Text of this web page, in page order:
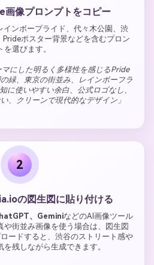
画像プロンプトをコピー
インボープライド、代々木公園、渋
ポスター背景などを含むプロン
を選びます。
マにした明るく多様性を感じるPride
緑、東京の街並み、レインボーフラ
に使いやすい余白、公式ロゴなし、
、クリーンで現代的なデザイン」
2
の図生図に貼り付ける
、GeminiなどのAI画像ツール
や街並み画像を使う場合は、図生図
ードすると、渋谷のストリート感や
残しながら生成できます。